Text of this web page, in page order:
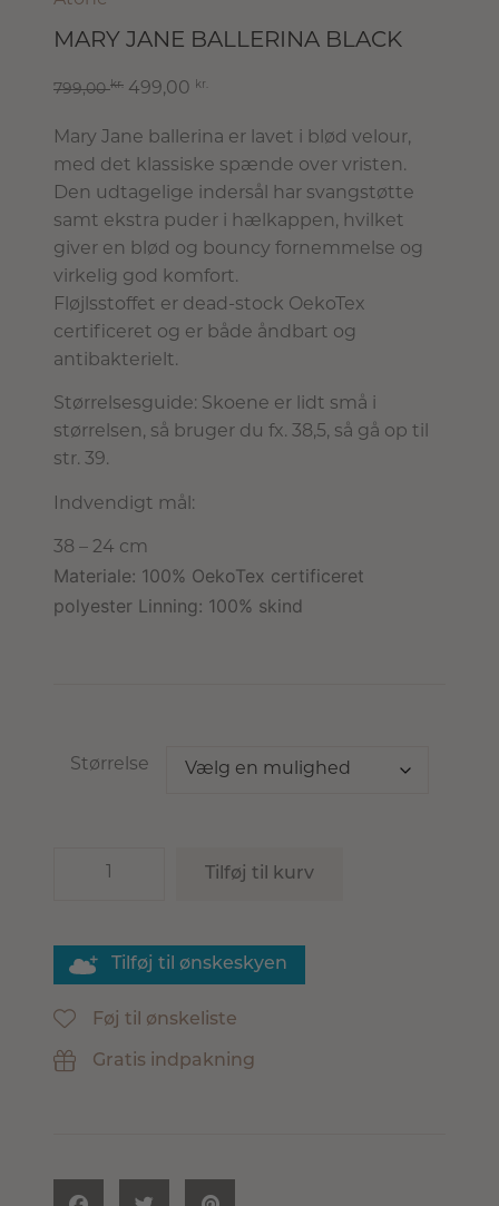
MARY JANE BALLERINA BLACK
799,00kr. 499,00 kr.
Mary Jane ballerina er lavet i blød velour,
med det klassiske spænde over vristen.
Den udtagelige indersål har svangstøtte
samt ekstra puder i hælkappen, hvilket
giver en blød og bouncy fornemmelse og
virkelig god komfort.
Fløjlsstoffet er dead-stock OekoTex
certificeret og er både åndbart og
antibakterielt.
Størrelsesguide: Skoene er lidt små i
størrelsen, så bruger du fx. 38,5, så gå op til
str. 39.
Indvendigt mål:
38 – 24 cm
Materiale: 100% OekoTex certificeret
polyester Linning: 100% skind
Størrelse
Tilføj til kurv
Tilføj til ønskeskyen
Føj til ønskeliste
Gratis indpakning